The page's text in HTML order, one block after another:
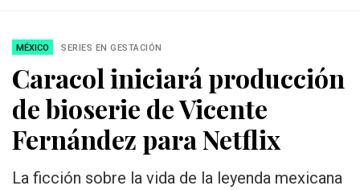
MÉXICO SERIES EN GESTACIÓN
Caracol iniciará producción
de bioserie de Vicente
Fernández para Netflix
La ficción sobre la vida de la leyenda mexicana